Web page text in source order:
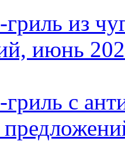
из
июнь
с